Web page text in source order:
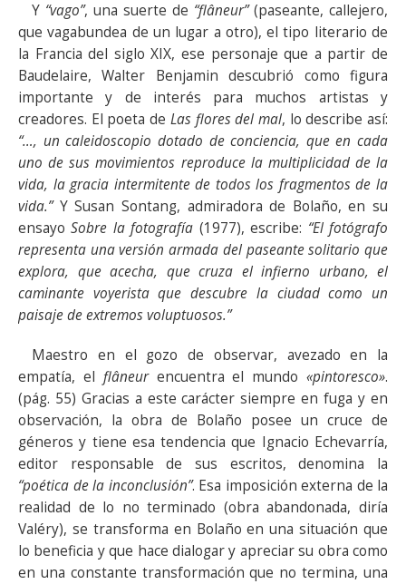
Y “vago”, una suerte de “flâneur”(paseante, callejero,
que vagabundea de un lugar a otro), el tipo literario de
la Francia del siglo XIX, ese personaje que a partir de
Baudelaire, Walter Benjamin descubrió como figura
importante y de interés para muchos artistas y
creadores. El poeta de Las flores del mal, lo describe así:
“…, un caleidoscopio dotado de conciencia, que en cada
uno de sus movimientos reproduce la multiplicidad de la
vida, la gracia intermitente de todos los fragmentos de la
vida.” Y Susan Sontang, admiradora de Bolaño, en su
ensayoSobre la fotografía (1977), escribe: “El fotógrafo
representa una versión armada del paseante solitario que
explora, que acecha, que cruza el infierno urbano, el
caminante voyerista que descubre la ciudad como un
paisaje de extremos voluptuosos.”
Maestro en el gozo de observar, avezado en la
empatía, el flâneurencuentra el mundo«pintoresco».
(pág. 55) Gracias a este carácter siempre en fuga y en
observación, la obra de Bolaño posee un cruce de
géneros y tiene esa tendencia que Ignacio Echevarría,
editor responsable de sus escritos, denomina la
“poética de la inconclusión”. Esa imposición externa de la
realidad de lo no terminado (obra abandonada, diría
Valéry), se transforma en Bolaño en una situación que
lo beneficia y que hace dialogar y apreciar su obra como
en una constante transformación que no termina, una